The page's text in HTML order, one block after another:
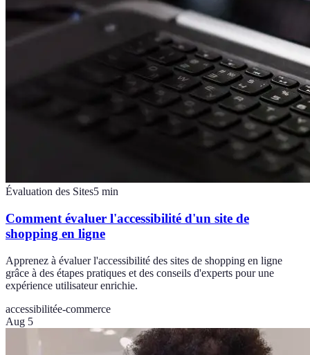
Évaluation des Sites5 min
Comment évaluer l'accessibilité d'un site de
shopping en ligne
Apprenez à évaluer l'accessibilité des sites de shopping en ligne
grâce à des étapes pratiques et des conseils d'experts pour une
expérience utilisateur enrichie.
accessibilitée-commerce
Aug 5